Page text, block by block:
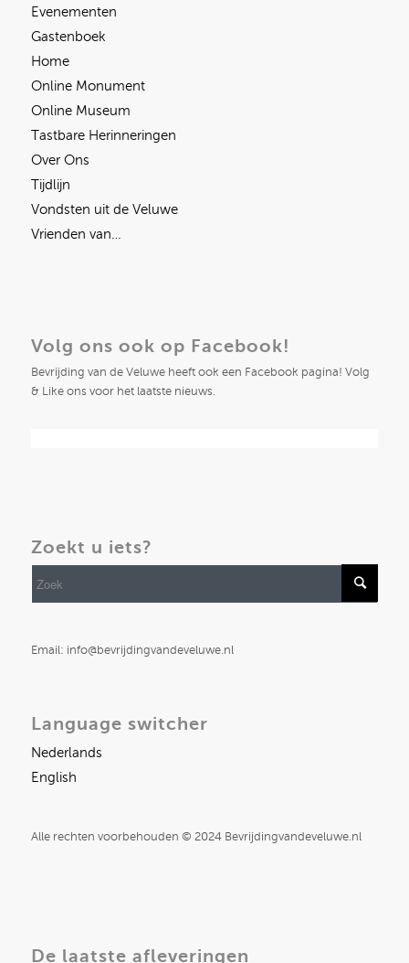
Evenementen
Gastenboek
Home
Online Monument
Online Museum
Tastbare Herinneringen
Over Ons
Tijdlijn
Vondsten uit de Veluwe
Vrienden van…
Volg ons ook op Facebook!
Bevrijding van de Veluwe heeft ook een Facebook pagina! Volg
& Like ons voor het laatste nieuws.
Zoekt u iets?
Email: info@bevrijdingvandeveluwe.nl
Language switcher
Nederlands
English
Alle rechten voorbehouden © 2024 Bevrijdingvandeveluwe.nl
De laatste afleveringen